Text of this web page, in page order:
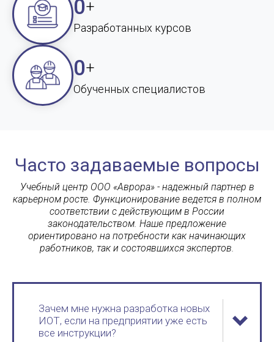
0+
Разработанных курсов
0+
Обученных специалистов
Часто задаваемые вопросы
Учебный центр ООО «Аврора» - надежный партнер в
карьерном росте. Функционирование ведется в полном
соответствии с действующим в России
законодательством. Наше предложение
ориентировано на потребности как начинающих
работников, так и состоявшихся экспертов.
Зачем мне нужна разработка новых
ИОТ, если на предприятии уже есть
все инструкции?